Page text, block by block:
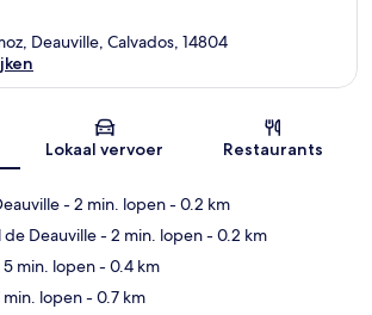
Kaart
Deauville, Calvados, 14804
Lokaal vervoer Restaurants
- 2 min. lopen- 0.2 km
Deauville- 2 min. lopen- 0.2 km
min. lopen- 0.4 km
min. lopen- 0.7 km